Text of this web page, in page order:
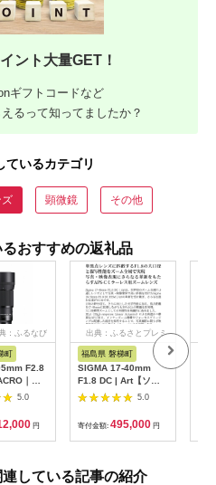
ント大量GET！
ギフトコードなど
るって知ってましたか？
ているカテゴリ
ズ 顕微鏡 その他
おすすめの返礼品
：ふるなび
町
F2.8
｜
Eマウン
5.0
円
出典：ふるさとプレミ
アム
福島県 磐梯町
SIGMA 17-40mm
F1.8 DC | Art【ソニ
ーEマウント用】
5.0
寄付金額: 495,000 円
している記事の紹介